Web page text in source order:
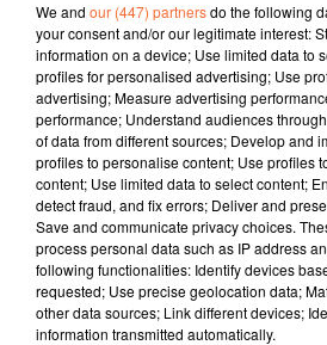
11 juillet 2025 - 16 min 54 sec
JOURNAL DU VENDREDI 11 JUILLET
Fabien Gazeau
L'info près de chez vous
Présenté par Boris Blais
- Le Préfet Simon Fétet a visité
agricole à Noirlieu pour échanger
Confédération paysanne
- L’aménagement de la zone
We and our (447) partnersdo the following
your consent and/or our legitimate interest:
information on a device; Use limited data to
profiles for personalised advertising; Use
advertising; Measure advertising
performance; Understand audiences
of data from different sources; Develop and
profiles to personalise content; Use profiles
content; Use limited data to select content;
detect fraud, and fix errors; Deliver and
Save and communicate privacy choices.
process personal data such as IP address
following functionalities: Identify devices
requested; Use precise geolocation data;
other data sources; Link different devices;
information transmitted automatically.